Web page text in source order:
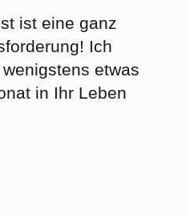
ist eine ganz
Ich
etwas
in Ihr Leben